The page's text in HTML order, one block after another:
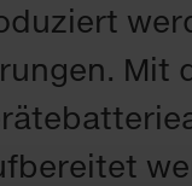
Mit